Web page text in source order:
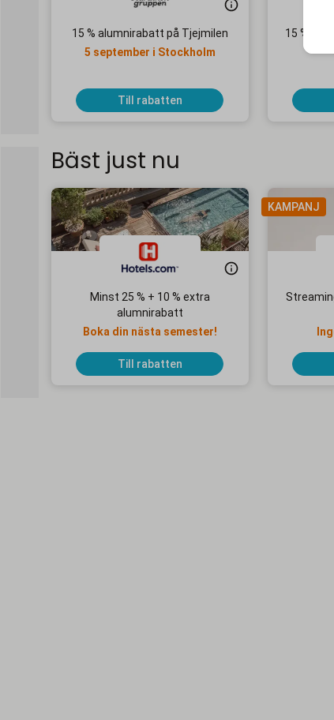
15 % alumnirabatt på Tjejmilen
5 september i Stockholm
Till rabatten
15 %
Bäst just nu
Minst 25 % + 10 % extra
alumnirabatt
Boka din nästa semester!
Till rabatten
KAMPANJ